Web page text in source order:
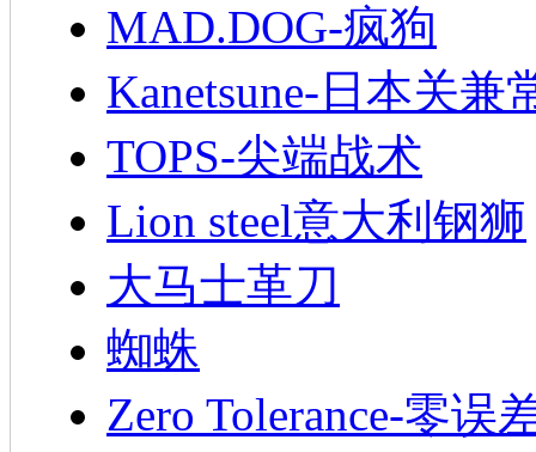
MAD.DOG-疯狗
Kanetsune-日本关兼
TOPS-尖端战术
Lion steel意大利钢狮
大马士革刀
蜘蛛
Zero Tolerance-零误